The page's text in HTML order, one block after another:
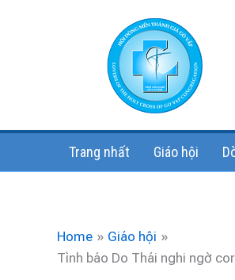
Trang nhất Giáo hội
Home
Giáo hội
Tình báo Do Thái nghi ngờ